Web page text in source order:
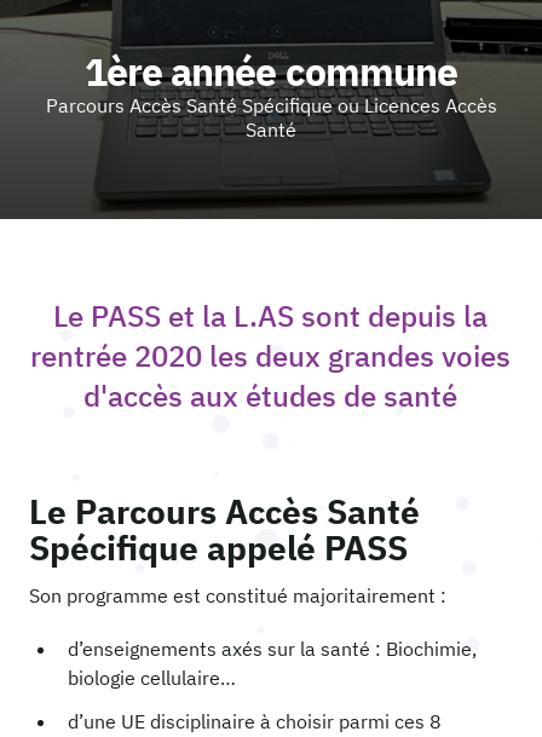
1ère année commune
Parcours Accès Santé Spécifique ou Licences Accès
Santé
Le PASS et la L.AS sont depuis la
rentrée 2020 les deux grandes voies
d'accès aux études de santé
Le Parcours Accès Santé
Spécifique appelé PASS
Son programme est constitué majoritairement :
d’enseignements axés sur la santé : Biochimie,
biologie cellulaire…
d’une UE disciplinaire à choisir parmi ces 8